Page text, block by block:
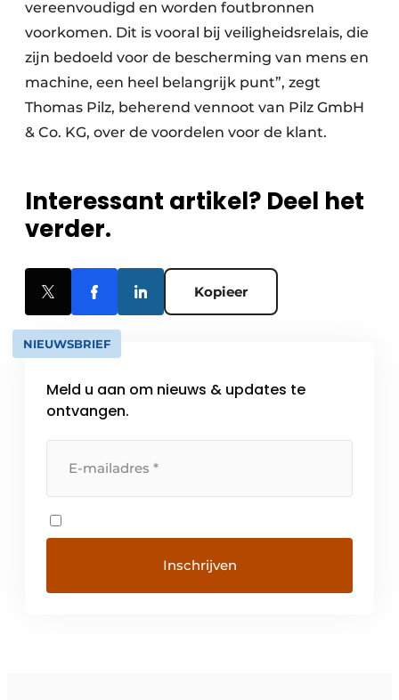
vereenvoudigd en worden foutbronnen
voorkomen. Dit is vooral bij veiligheidsrelais, die
zijn bedoeld voor de bescherming van mens en
machine, een heel belangrijk punt”, zegt
Thomas Pilz, beherend vennoot van Pilz GmbH
& Co. KG, over de voordelen voor de klant.
Interessant artikel? Deel het
verder.
Kopieer
NIEUWSBRIEF
Meld u aan om nieuws & updates te
ontvangen.